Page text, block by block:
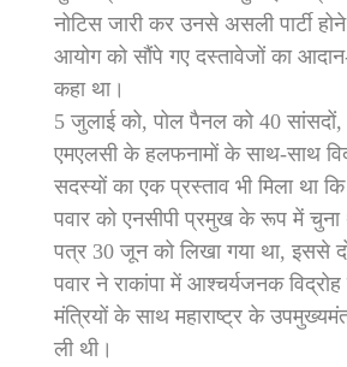
नोटिस जारी कर उनसे असली पार्टी
आयोग को सौंपे गए दस्तावेजों का
कहा था।
5 जुलाई को, पोल पैनल को 40
एमएलसी के हलफनामों के साथ-साथ
सदस्यों का एक प्रस्ताव भी मिला था
पवार को एनसीपी प्रमुख के रूप में
पत्र 30 जून को लिखा गया था, इससे
पवार ने राकांपा में आश्चर्यजनक
मंत्रियों के साथ महाराष्ट्र के
ली थी।